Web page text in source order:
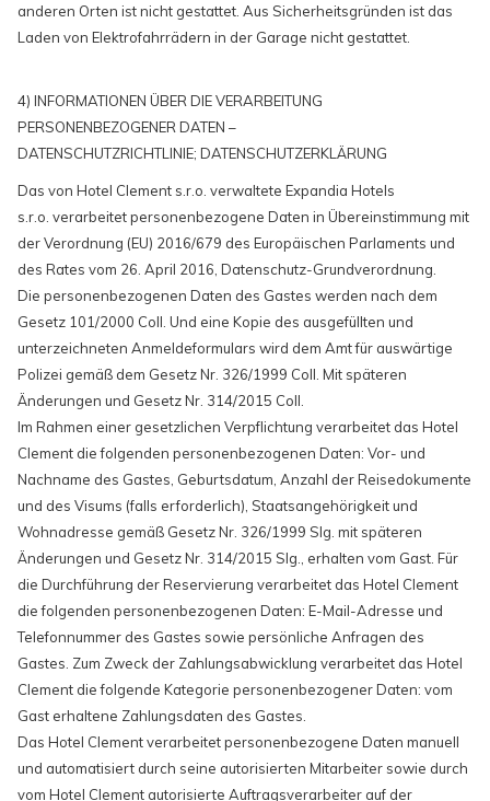
anderen Orten ist nicht gestattet. Aus Sicherheitsgründen ist das
Laden von Elektrofahrrädern in der Garage nicht gestattet.
4) INFORMATIONEN ÜBER DIE VERARBEITUNG
PERSONENBEZOGENER DATEN –
DATENSCHUTZRICHTLINIE; DATENSCHUTZERKLÄRUNG
Das von Hotel Clement s.r.o. verwaltete Expandia Hotels
s.r.o. verarbeitet personenbezogene Daten in Übereinstimmung mit
der Verordnung (EU) 2016/679 des Europäischen Parlaments und
des Rates vom 26. April 2016, Datenschutz-Grundverordnung.
Die personenbezogenen Daten des Gastes werden nach dem
Gesetz 101/2000 Coll. Und eine Kopie des ausgefüllten und
unterzeichneten Anmeldeformulars wird dem Amt für auswärtige
Polizei gemäß dem Gesetz Nr. 326/1999 Coll. Mit späteren
Änderungen und Gesetz Nr. 314/2015 Coll.
Im Rahmen einer gesetzlichen Verpflichtung verarbeitet das Hotel
Clement die folgenden personenbezogenen Daten: Vor- und
Nachname des Gastes, Geburtsdatum, Anzahl der Reisedokumente
und des Visums (falls erforderlich), Staatsangehörigkeit und
Wohnadresse gemäß Gesetz Nr. 326/1999 Slg. mit späteren
Änderungen und Gesetz Nr. 314/2015 Slg., erhalten vom Gast. Für
die Durchführung der Reservierung verarbeitet das Hotel Clement
die folgenden personenbezogenen Daten: E-Mail-Adresse und
Telefonnummer des Gastes sowie persönliche Anfragen des
Gastes. Zum Zweck der Zahlungsabwicklung verarbeitet das Hotel
Clement die folgende Kategorie personenbezogener Daten: vom
Gast erhaltene Zahlungsdaten des Gastes.
Das Hotel Clement verarbeitet personenbezogene Daten manuell
und automatisiert durch seine autorisierten Mitarbeiter sowie durch
vom Hotel Clement autorisierte Auftragsverarbeiter auf der